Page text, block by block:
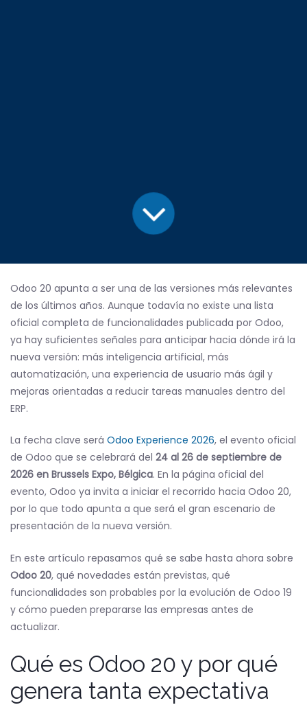
Odoo 20 apunta a ser una de las versiones más relevantes
de los últimos años. Aunque todavía no existe una lista
oficial completa de funcionalidades publicada por Odoo,
ya hay suficientes señales para anticipar hacia dónde irá la
nueva versión: más inteligencia artificial, más
automatización, una experiencia de usuario más ágil y
mejoras orientadas a reducir tareas manuales dentro del
ERP.
La fecha clave será Odoo Experience 2026, el evento oficial
de Odoo que se celebrará del 24 al 26 de septiembre de
2026 en Brussels Expo, Bélgica. En la página oficial del
evento, Odoo ya invita a iniciar el recorrido hacia Odoo 20,
por lo que todo apunta a que será el gran escenario de
presentación de la nueva versión.
En este artículo repasamos qué se sabe hasta ahora sobre
Odoo 20, qué novedades están previstas, qué
funcionalidades son probables por la evolución de Odoo 19
y cómo pueden prepararse las empresas antes de
actualizar.
Qué es Odoo 20 y por qué
genera tanta expectativa